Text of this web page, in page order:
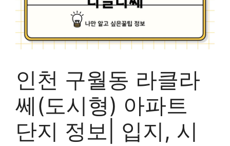
인천 구월동 라클라
쎄(도시형) 아파트
단지 정보| 입지, 시